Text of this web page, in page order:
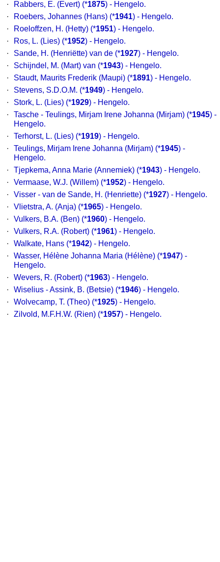
·
Rabbers, E. (Evert) (*1875) - Hengelo.
·
Roebers, Johannes (Hans) (*1941) - Hengelo.
·
Roeloffzen, H. (Hetty) (*1951) - Hengelo.
·
Ros, L. (Lies) (*1952) - Hengelo.
·
Sande, H. (Henriëtte) van de (*1927) - Hengelo.
·
Schijndel, M. (Mart) van (*1943) - Hengelo.
·
Staudt, Maurits Frederik (Maupi) (*1891) - Hengelo.
·
Stevens, S.D.O.M. (*1949) - Hengelo.
·
Stork, L. (Lies) (*1929) - Hengelo.
·
Tasche - Teulings, Mirjam Irene Johanna (Mirjam) (*1945) -
Hengelo.
·
Terhorst, L. (Lies) (*1919) - Hengelo.
·
Teulings, Mirjam Irene Johanna (Mirjam) (*1945) -
Hengelo.
·
Tjepkema, Anna Marie (Annemiek) (*1943) - Hengelo.
·
Vermaase, W.J. (Willem) (*1952) - Hengelo.
·
Visser - van de Sande, H. (Henriette) (*1927) - Hengelo.
·
Vlietstra, A. (Anja) (*1965) - Hengelo.
·
Vulkers, B.A. (Ben) (*1960) - Hengelo.
·
Vulkers, R.A. (Robert) (*1961) - Hengelo.
·
Walkate, Hans (*1942) - Hengelo.
·
Wasser, Hélène Johanna Maria (Hélène) (*1947) -
Hengelo.
·
Wevers, R. (Robert) (*1963) - Hengelo.
·
Wiselius - Assink, B. (Betsie) (*1946) - Hengelo.
·
Wolvecamp, T. (Theo) (*1925) - Hengelo.
·
Zilvold, M.F.H.W. (Rien) (*1957) - Hengelo.